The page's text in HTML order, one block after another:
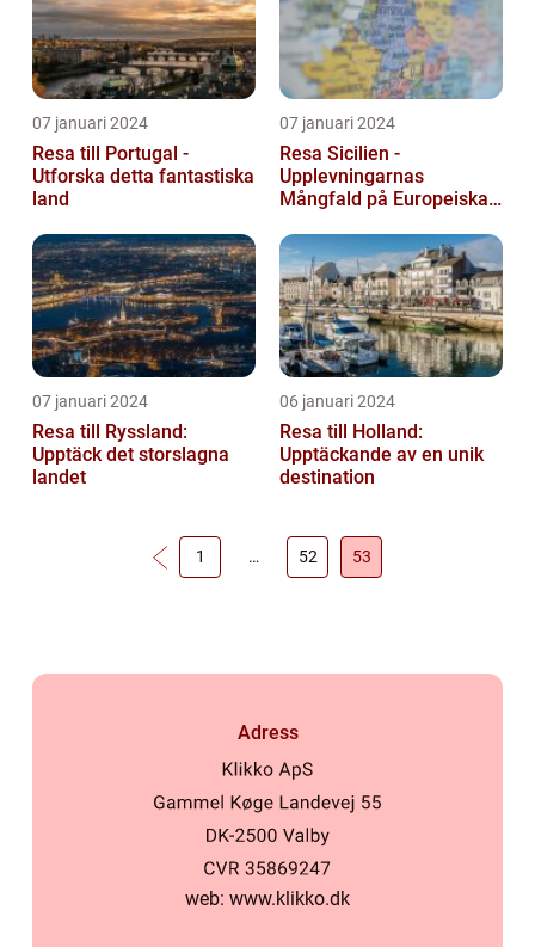
07 januari 2024
Resa till Portugal -
Utforska detta fantastiska
land
07 januari 2024
Resa Sicilien -
Upplevningarnas
Mångfald på Europeiska
07 januari 2024
Resa till Ryssland:
Upptäck det storslagna
landet
06 januari 2024
Resa till Holland:
Upptäckande av en unik
destination
1 … 52 53
Adress
web: www.klikko.dk